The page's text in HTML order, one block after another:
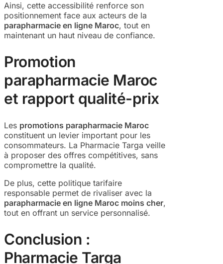
Ainsi, cette accessibilité renforce son
positionnement face aux acteurs de la
parapharmacie en ligne Maroc, tout en
maintenant un haut niveau de confiance.
Promotion
parapharmacie Maroc
et rapport qualité-prix
Les promotions parapharmacie Maroc
constituent un levier important pour les
consommateurs. La Pharmacie Targa veille
à proposer des offres compétitives, sans
compromettre la qualité.
De plus, cette politique tarifaire
responsable permet de rivaliser avec la
parapharmacie en ligne Maroc moins cher,
tout en offrant un service personnalisé.
Conclusion :
Pharmacie Targa